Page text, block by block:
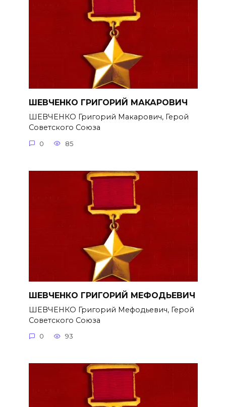
ШЕВЧЕНКО ГРИГОРИЙ МАКАРОВИЧ
ШЕВЧЕНКО Григорий Макарович, Герой
Советского Союза
0 85
ШЕВЧЕНКО ГРИГОРИЙ МЕФОДЬЕВИЧ
ШЕВЧЕНКО Григорий Мефодьевич, Герой
Советского Союза
0 93